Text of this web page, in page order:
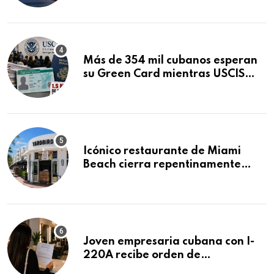
Más de 354 mil cubanos esperan
su Green Card mientras USCIS
Icónico restaurante de Miami
Beach cierra repentinamente
Joven empresaria cubana con I-
220A recibe orden de